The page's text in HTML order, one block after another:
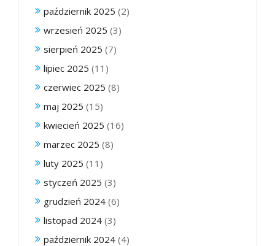
październik 2025 (2)
wrzesień 2025 (3)
sierpień 2025 (7)
lipiec 2025 (11)
czerwiec 2025 (8)
maj 2025 (15)
kwiecień 2025 (16)
marzec 2025 (8)
luty 2025 (11)
styczeń 2025 (3)
grudzień 2024 (6)
listopad 2024 (3)
październik 2024 (4)